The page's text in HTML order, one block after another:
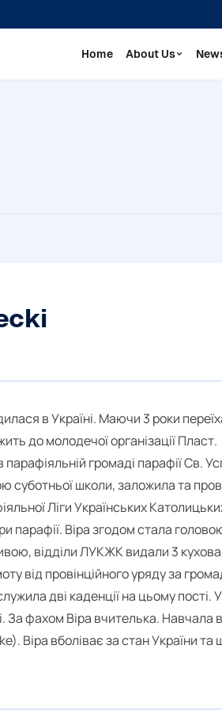
Home About Us
в Україні. Маючи 3 роки
до молодечої організації Пласт.
громаді парафії Св.
суботньої школи, заложила та
Ліги Українських
парафії. Віра згодом стала
відділи ЛУКЖК видали 3
від провінційного уряду за
дві каденції на цьому
За фахом Віра вчителька.
Віра вболіває за стан України та